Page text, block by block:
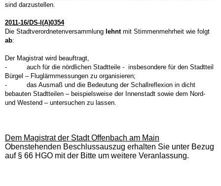
sind darzustellen.
2011-16/DS-I(A)0354
Die Stadtverordnetenversammlung lehntmit Stimmenmehrheit wie folgt
ab:
Der Magistrat wird beauftragt,
-
auch für die nördlichen Stadtteile - insbesondere für den Stadtteil
Bürgel – Fluglärmmessungen zu organisieren;
-
das Ausmaß und die Bedeutung der Schallreflexion in dicht
bebauten Stadtteilen – beispielsweise der Innenstadt sowie dem Nord-
und Westend – untersuchen zu lassen.
Dem Magistrat der Stadt Offenbach am Main
Obenstehenden Beschlussauszug erhalten Sie unter Bezug
auf § 66 HGO mit der Bitte um weitere Veranlassung.